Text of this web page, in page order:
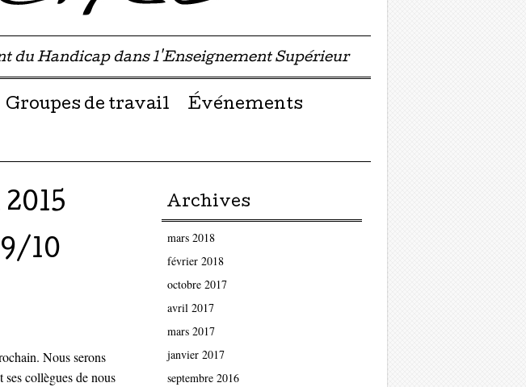
du Handicap dans l'Enseignement Supérieur
Groupes de travail Événements
10
Nous serons
collègues de nous
Archives
mars 2018
février 2018
octobre 2017
avril 2017
mars 2017
janvier 2017
septembre 2016